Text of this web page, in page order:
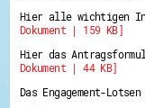
Hier alle wichtigen
Dokument | 159 KB]
Hier das
Dokument | 44 KB]
Das Engagement-